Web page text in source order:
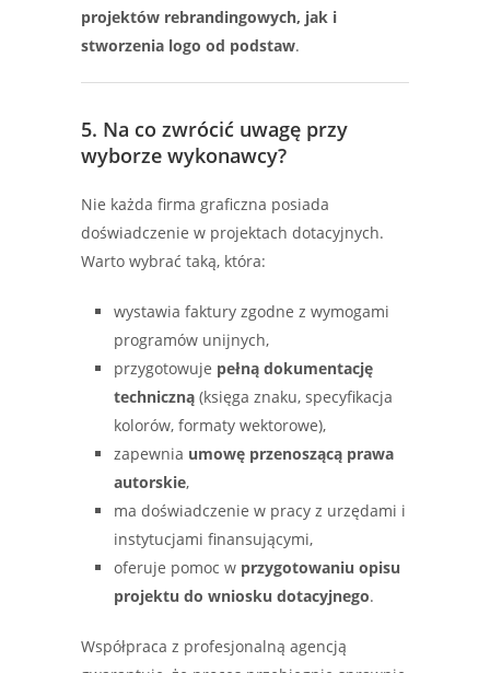
projektów rebrandingowych, jak i
stworzenia logo od podstaw.
5. Na co zwrócić uwagę przy
wyborze wykonawcy?
Nie każda firma graficzna posiada
doświadczenie w projektach dotacyjnych.
Warto wybrać taką, która:
wystawia faktury zgodne z wymogami
programów unijnych,
przygotowuje pełną dokumentację
techniczną (księga znaku, specyfikacja
kolorów, formaty wektorowe),
zapewnia umowę przenoszącą prawa
autorskie,
ma doświadczenie w pracy z urzędami i
instytucjami finansującymi,
oferuje pomoc w przygotowaniu opisu
projektu do wniosku dotacyjnego.
Współpraca z profesjonalną agencją